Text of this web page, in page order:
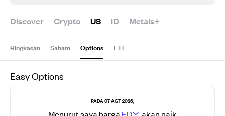
Discover Crypto US ID Metals+
Ringkasan Saham Options ETF
Easy Options
PADA 07 AGT 2026,